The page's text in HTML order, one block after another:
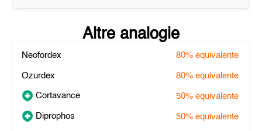
Altre analogie
Neofordex 80% equivalente
Ozurdex 80% equivalente
Cortavance 50% equivalente
Diprophos 50% equivalente